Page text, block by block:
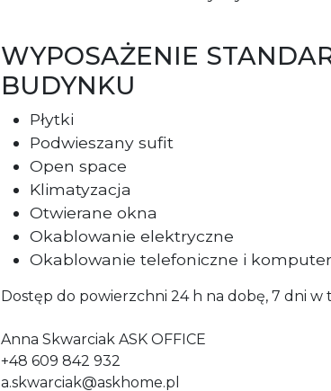
WYPOSAŻENIE
BUDYNKU
Płytki
Podwieszany sufit
Open space
Klimatyzacja
Otwierane okna
Okablowanie elektryczne
Okablowanie telefoniczne i
Dostęp do powierzchni 24 h na dobę, 7 dni w
Anna Skwarciak ASK OFFICE
+48 609 842 932
a.skwarciak@askhome.pl